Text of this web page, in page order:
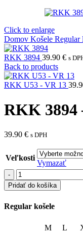
Click to enlarge
Domov Košele Regular
RKK 3894 39.90 € s
Back to products
RKK U53 - VR 13
RKK 3894
39.90 € s DPH
Veľkosti
Vymazať
množstvo
RKK
3894
VR
Pridať do košíka
Regular košele
M L